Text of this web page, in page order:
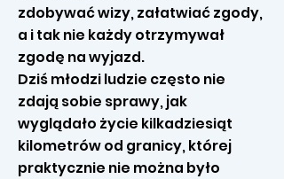
zdobywać wizy, załatwiać zgody,
a i tak nie każdy otrzymywał
zgodę na wyjazd.
Dziś młodzi ludzie często nie
zdają sobie sprawy, jak
wyglądało życie kilkadziesiąt
kilometrów od granicy, której
praktycznie nie można było